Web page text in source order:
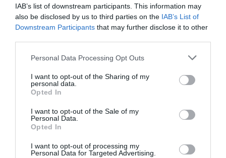
IAB’s list of downstream participants. This information may
also be disclosed by us to third parties on the IAB’s List of
Downstream Participants that may further disclose it to other
Please note that this website/app uses one or more Google
not limited to your visit or usage behaviour. You may click to
grant or deny consent to Google and its third-party tags to
use your data for below specified purposes in below Google
consent section.
Personal Data Processing Opt Outs
I want to opt-out of the Sharing of my
personal data.
Opted In
I want to opt-out of the Sale of my
Personal Data.
Opted In
I want to opt-out of processing my
Personal Data for Targeted Advertising.